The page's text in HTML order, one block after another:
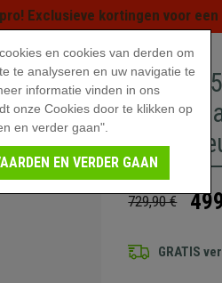
Exclusieve kortingen voor
Set van
Prijs,
729,90 €
GRATIS
en cookies van derden om
te analyseren en uw navigatie te
informatie vinden in ons
onze Cookies door te klikken op
en verder gaan".
EN VERDER GAAN